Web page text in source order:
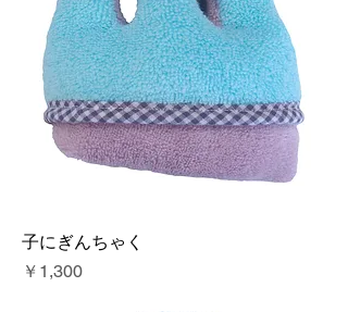
子にぎんちゃく
価格
￥1,300